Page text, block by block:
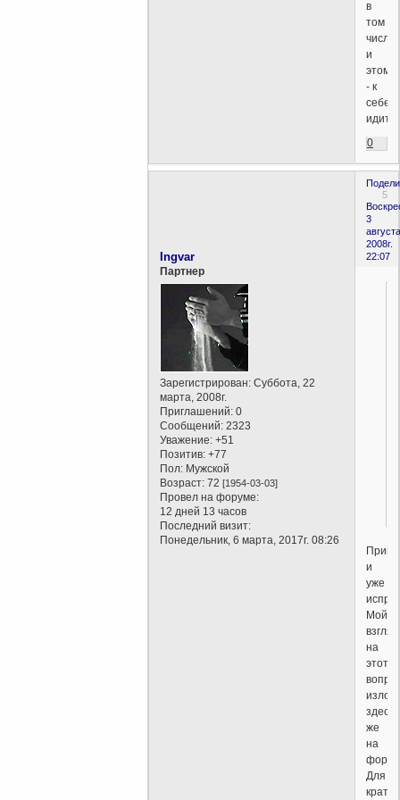
в
том
числе
и
этом
- к
себе
0
5
3
2008г.
22:07
Ingvar
Партнер
Зарегистрирован: Суббота, 22
марта, 2008г.
Приглашений: 0
Сообщений: 2323
Уважение: +51
Позитив: +77
Пол: Мужской
Возраст: 72[1954-03-03]
Провел на форуме:
12 дней 13 часов
Последний визит:
Понедельник, 6 марта, 2017г. 08:26
и
уже
Мой
взгляд
на
этот
здесь
же
на
Для